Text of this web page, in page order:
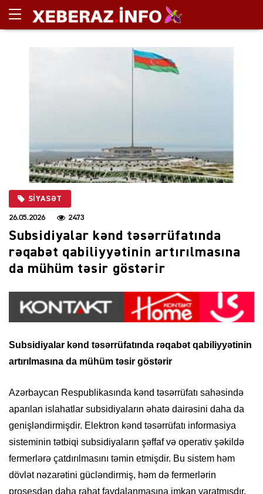
SIYASƏT
26.05.2026 2473
Subsidiyalar kənd təsərrüfatında
rəqabət qabiliyyətinin artırılmasına
da mühüm təsir göstərir
Subsidiyalar kənd təsərrüfatında rəqabət qabiliyyətinin
artırılmasına da mühüm təsir göstərir
Azərbaycan Respublikasında kənd təsərrüfatı sahəsində
aparılan islahatlar subsidiyaların əhatə dairəsini daha da
genişləndirmişdir. Elektron kənd təsərrüfatı informasiya
sisteminin tətbiqi subsidiyaların şəffaf və operativ şəkildə
fermerlərə çatdırılmasını təmin etmişdir. Bu sistem həm
dövlət nəzarətini gücləndirmiş, həm də fermerlərin
prosesdən daha rahat faydalanmasına imkan yaratmışdır.